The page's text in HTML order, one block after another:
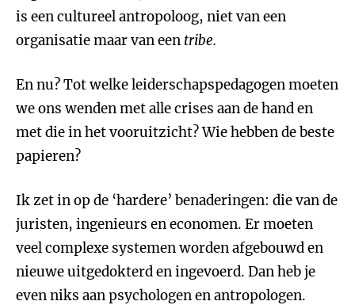
is een cultureel antropoloog, niet van een
organisatie maar van een tribe.
En nu? Tot welke leiderschapspedagogen moeten
we ons wenden met alle crises aan de hand en
met die in het vooruitzicht? Wie hebben de beste
papieren?
Ik zet in op de ‘hardere’ benaderingen: die van de
juristen, ingenieurs en economen. Er moeten
veel complexe systemen worden afgebouwd en
nieuwe uitgedokterd en ingevoerd. Dan heb je
even niks aan psychologen en antropologen.